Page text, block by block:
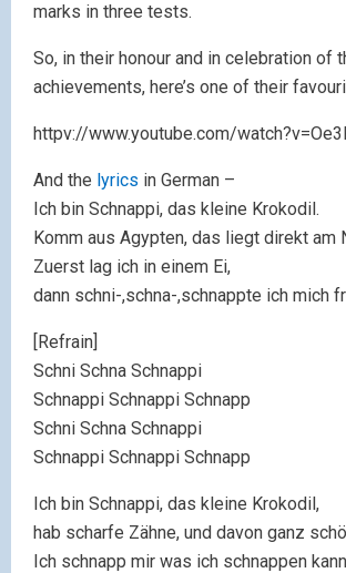
marks in three tests.
So, in their honour and in celebration of
achievements, here’s one of their
httpv://www.youtube.com/
And the lyrics in German –
Ich bin Schnappi, das kleine Krokodil.
Komm aus Agypten, das liegt direkt am
Zuerst lag ich in einem Ei,
dann schni-,schna-,schnappte ich mich
[Refrain]
Schni Schna Schnappi
Schnappi Schnappi Schnapp
Schni Schna Schnappi
Schnappi Schnappi Schnapp
Ich bin Schnappi, das kleine Krokodil,
hab scharfe Zähne, und davon ganz
Ich schnapp mir was ich schnappen